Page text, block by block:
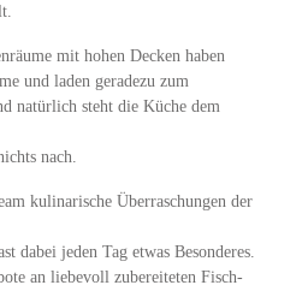
mit hohen Decken haben
und laden geradezu zum
natürlich steht die Küche dem
nach.
kulinarische Überraschungen der
dabei jeden Tag etwas Besonderes.
an liebevoll zubereiteten Fisch-